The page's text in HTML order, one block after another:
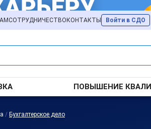
СОТРУДНИЧЕСТВО КОНТАКТЫ Войти в СДО
ПОВЫШЕНИЕ
/ Бухгалтерское дело